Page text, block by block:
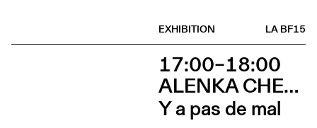
LA BF15
EXHIBITION
17:00–18:00
ALENKA CHENUZ & AMÉLIE VIDON
Y a pas de mal